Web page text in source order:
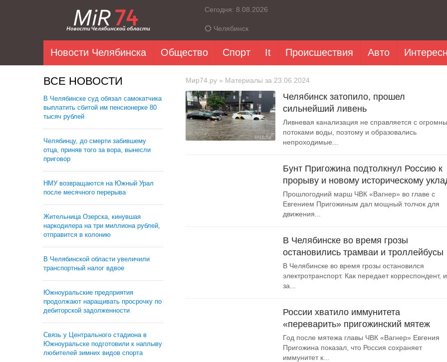
Сегодня: 8.08.2026
Челябинск
Новости Челябинска Общество Спорт It Происшествия Авто
ВСЕ НОВОСТИ
В Челябинске суд обязал самокатчика
выплатить сбитой им пенсионерке 80
тысяч рублей
Челябинцу, до смерти забившему
отца, приняв того за вора, вынесли
приговор
НМУ возвращаются на Южный Урал
после месячного перерыва
Жительница Озерска, кинувшая
наркодилера на три миллиона рублей,
отправится в колонию
В Челябинской области увеличили
транспортный налог вдвое
Южноуральские предприятия
продолжают наращивать просрочку по
дебиторской задолженности
Связь у Центрального стадиона в
Южноуральске подготовили к наплыву
любителей зимних видов спорта
Мир74.ру » Материалы за 23.06.2024
Челябинск затопило, прошел
сильнейший ливень
Ливневая канализация не справляется с
потоками воды, поэтому и образовались
непроходимые...
Бунт Пригожина подтолкнул Россию к
прорыву и новому историческому
Прошлогодний марш ЧВК «Вагнер» во главе с
Евгением Пригожиным дал мощный толчок для
движения...
В Челябинске во время грозы
остановились трамваи и троллейбусы
В Челябинске во время грозы остановился
электротранспорт. Как передает корреспондент,
за...
России хватило иммунитета
«переварить» пригожинский мятеж
Год после мятежа главы ЧВК «Вагнер» Евгения
Пригожина показал, что Россия сохраняет
иммунитет к...